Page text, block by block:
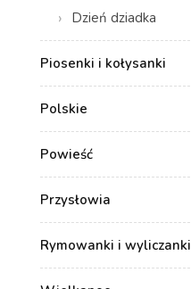
Dzień dziadka
Piosenki i kołysanki
Polskie
Powieść
Przysłowia
Rymowanki i wyliczanki